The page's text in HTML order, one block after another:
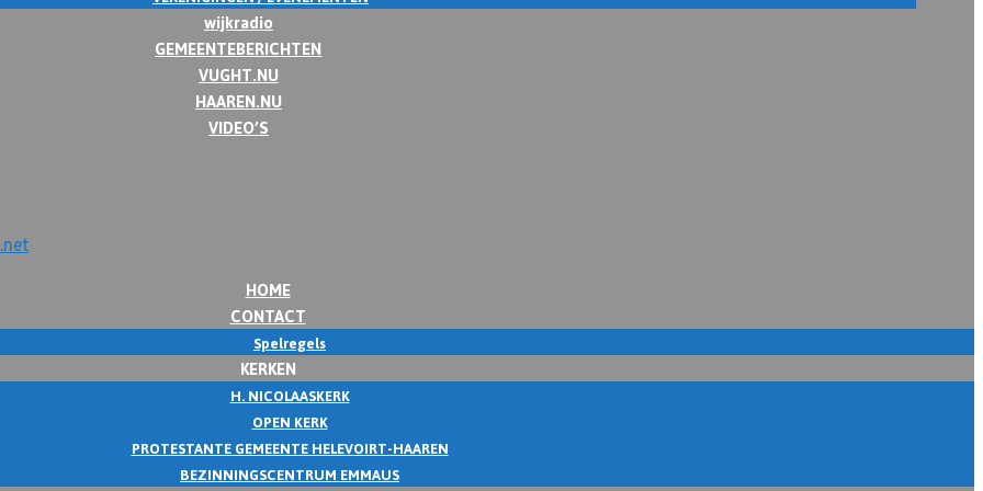
wijkradio
GEMEENTEBERICHTEN
VUGHT.NU
HAAREN.NU
VIDEO’S
HOME
CONTACT
Spelregels
KERKEN
H. NICOLAASKERK
OPEN KERK
PROTESTANTE GEMEENTE HELEVOIRT-HAAREN
BEZINNINGSCENTRUM EMMAUS